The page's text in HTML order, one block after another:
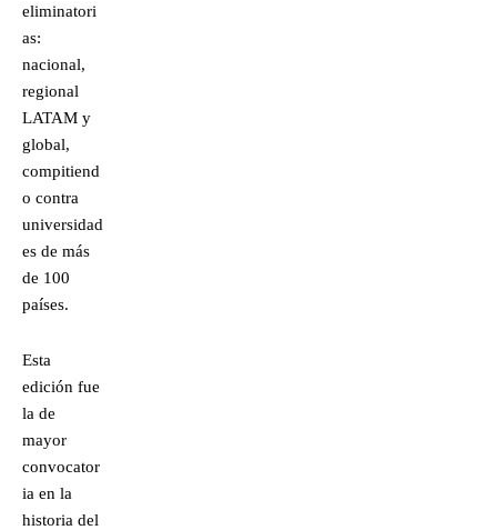
eliminatori
as:
nacional,
regional
LATAM y
global,
compitiend
o contra
universidad
es de más
de 100
países.
Esta
edición fue
la de
mayor
convocator
ia en la
historia del